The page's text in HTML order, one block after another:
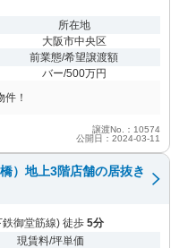
所在地
大阪市中央区
前業態/希望譲渡額
バー/500万円
！
譲渡No.：10574
公開日：2024-03-11
）地上3階店舗の居抜き
鉄御堂筋線) 徒歩 5分
現賃料/坪単価